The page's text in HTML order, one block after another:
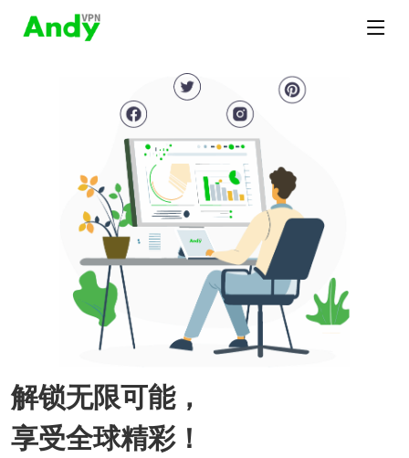
解锁无限可能，
享受全球精彩！